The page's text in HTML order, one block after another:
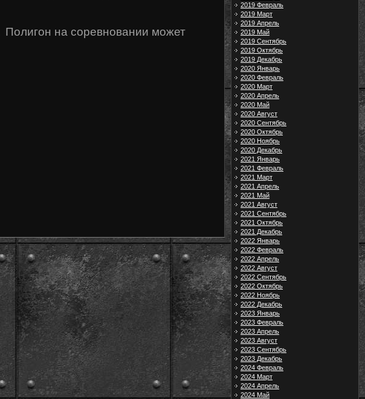
на соревновании может
2019 Февраль
2019 Март
2019 Апрель
2019 Май
2019 Сентябрь
2019 Октябрь
2019 Декабрь
2020 Январь
2020 Февраль
2020 Март
2020 Апрель
2020 Май
2020 Август
2020 Сентябрь
2020 Октябрь
2020 Ноябрь
2020 Декабрь
2021 Январь
2021 Февраль
2021 Март
2021 Апрель
2021 Май
2021 Август
2021 Сентябрь
2021 Октябрь
2021 Декабрь
2022 Январь
2022 Февраль
2022 Апрель
2022 Август
2022 Сентябрь
2022 Октябрь
2022 Ноябрь
2022 Декабрь
2023 Январь
2023 Февраль
2023 Апрель
2023 Август
2023 Сентябрь
2023 Декабрь
2024 Февраль
2024 Март
2024 Апрель
2024 Май